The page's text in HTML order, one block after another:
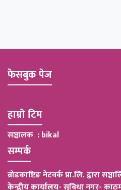
फेसबुक पेज
हाम्रो टिम
सञ्चालक : bikal
सम्पर्क
ब्रोडकाष्टिङ नेटवर्क प्रा.लि. द्वारा
केन्द्रीय कार्यालय-सुबिधा नगर-